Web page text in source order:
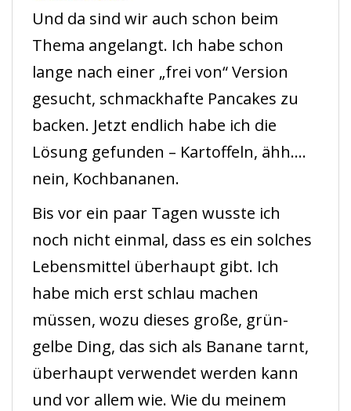
Und da sind wir auch schon beim
Thema angelangt. Ich habe schon
lange nach einer „frei von“ Version
gesucht, schmackhafte Pancakes zu
backen. Jetzt endlich habe ich die
Lösung gefunden – Kartoffeln, ähh….
nein, Kochbananen.
Bis vor ein paar Tagen wusste ich
noch nicht einmal, dass es ein solches
Lebensmittel überhaupt gibt. Ich
habe mich erst schlau machen
müssen, wozu dieses große, grün-
gelbe Ding, das sich als Banane tarnt,
überhaupt verwendet werden kann
und vor allem wie. Wie du meinem